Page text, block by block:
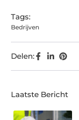
Tags:
Bedrijven
Delen:
Laatste Bericht